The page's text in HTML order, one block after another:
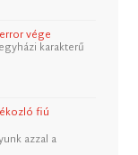
vége
karakterű
fiú
azzal a